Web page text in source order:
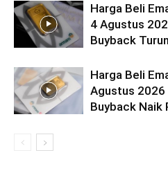
Harga Beli
4 Agustus
Buyback
Harga Beli
Agustus 2026
Buyback Naik